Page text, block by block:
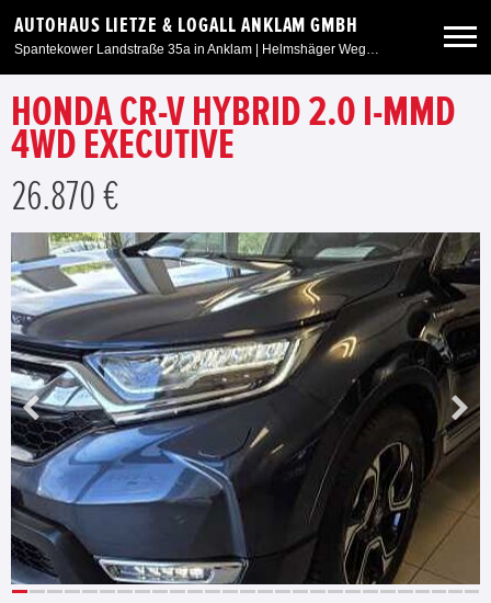
AUTOHAUS LIETZE & LOGALL ANKLAM GMBH
Spantekower Landstraße 35a in Anklam | Helmshäger Weg 6 in Weitenhagen/Greifswald
Neuwagen
Angebote
Service & Zubehör
Unser Autohaus
HONDA CR-V HYBRID 2.0 I-MMD
4WD EXECUTIVE
26.870 €